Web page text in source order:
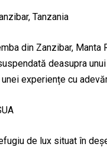
Tanzania
din Zanzibar,
deasupra
experiențe cu
de lux situat în